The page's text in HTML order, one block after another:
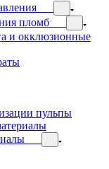
пломб
и окклюзионные
пульпы